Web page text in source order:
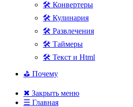
🛠 Конвертеры
🛠 Кулинария
🛠 Развлечения
🛠 Таймеры
🛠 Текст и Html
⛳ Почему
✖ Закрыть меню
☰ Главная